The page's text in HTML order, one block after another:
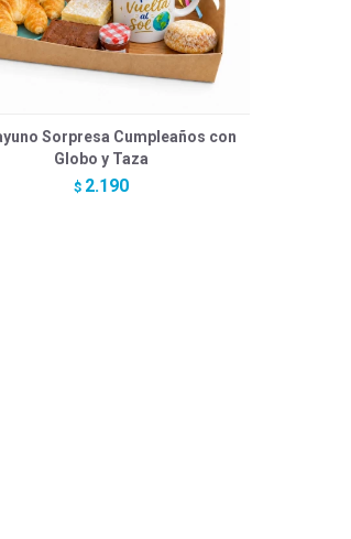
Sorpresa Cumpleaños con
Globo y Taza
$ 2.190